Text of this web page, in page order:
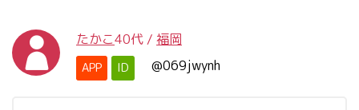
たかこ40代 / 福岡
APP ID @069jwynh